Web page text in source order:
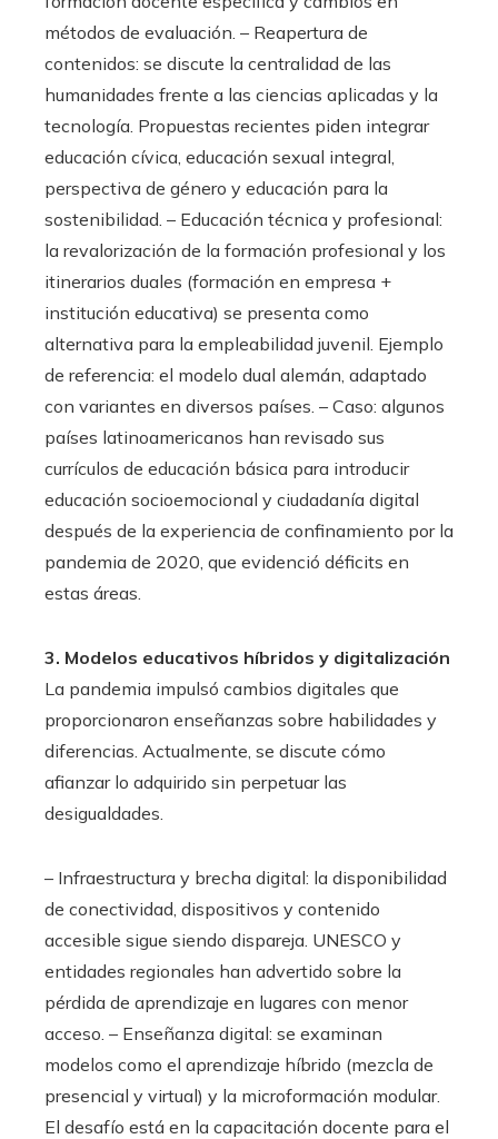
métodos de evaluación. – Reapertura de
contenidos: se discute la centralidad de las
humanidades frente a las ciencias aplicadas y la
tecnología. Propuestas recientes piden integrar
educación cívica, educación sexual integral,
perspectiva de género y educación para la
sostenibilidad. – Educación técnica y profesional:
la revalorización de la formación profesional y los
itinerarios duales (formación en empresa +
institución educativa) se presenta como
alternativa para la empleabilidad juvenil. Ejemplo
de referencia: el modelo dual alemán, adaptado
con variantes en diversos países. – Caso: algunos
países latinoamericanos han revisado sus
currículos de educación básica para introducir
educación socioemocional y ciudadanía digital
después de la experiencia de confinamiento por la
pandemia de 2020, que evidenció déficits en
estas áreas.
3. Modelos educativos híbridos y digitalización
La pandemia impulsó cambios digitales que
proporcionaron enseñanzas sobre habilidades y
diferencias. Actualmente, se discute cómo
afianzar lo adquirido sin perpetuar las
desigualdades.
– Infraestructura y brecha digital: la disponibilidad
de conectividad, dispositivos y contenido
accesible sigue siendo dispareja. UNESCO y
entidades regionales han advertido sobre la
pérdida de aprendizaje en lugares con menor
acceso. – Enseñanza digital: se examinan
modelos como el aprendizaje híbrido (mezcla de
presencial y virtual) y la microformación modular.
El desafío está en la capacitación docente para el